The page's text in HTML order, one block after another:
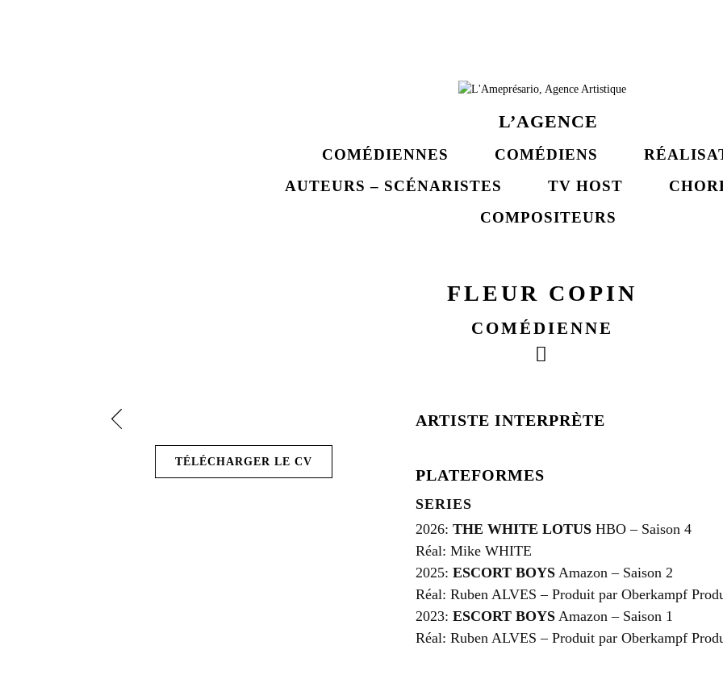
L’AGENCE
COMÉDIENNES COMÉDIENS
AUTEURS – SCÉNARISTES
TV HOST
COMPOSITEURS
FLEUR COPIN
COMÉDIENNE
TÉLÉCHARGER LE CV
ARTISTE INTERPRÈTE
PLATEFORMES
SERIES
2026: THE WHITE LOTUS HBO – Saison 4
Réal: Mike WHITE
2025: ESCORT BOYS Amazon – Saison 2
Réal: Ruben ALVES – Produit par Oberkampf
2023: ESCORT BOYS Amazon – Saison 1
Réal: Ruben ALVES – Produit par Oberkampf